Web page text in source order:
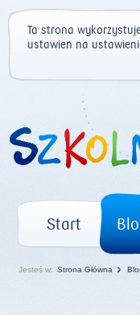
Ta strona
ustawień na
Start
Jesteś w: Strona Główna